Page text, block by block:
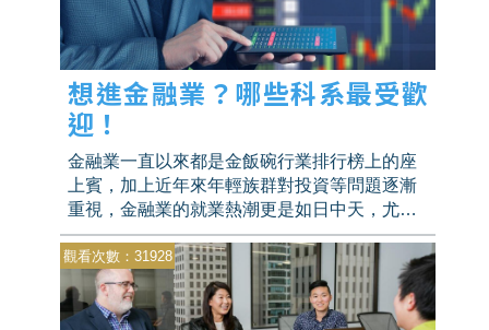
想進金融業？哪些科系最受歡
迎！
金融業一直以來都是金飯碗行業排行榜上的座
上賓，加上近年來年輕族群對投資等問題逐漸
重視，金融業的就業熱潮更是如日中天，尤其
在金融科技方面競爭更是激烈。到底要如何擠
進這巨大的金融戰場？WOW趨勢調查一次告訴
你最受金融業青睞的兵卒的是那些科系！
觀看次數：31928